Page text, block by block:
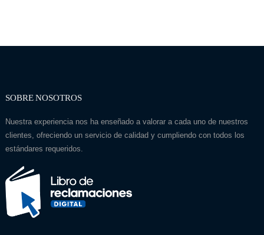
SOBRE NOSOTROS
Nuestra experiencia nos ha enseñado a valorar a cada uno de nuestros
clientes, ofreciendo un servicio de calidad y cumpliendo con todos los
estándares requeridos.